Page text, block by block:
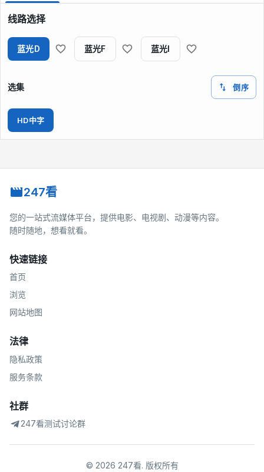
线路选择
蓝光D 蓝光F 蓝光I
选集 倒序
HD中字
247看
您的一站式流媒体平台，提供电影、电视剧、动漫等内容。
随时随地，想看就看。
快速链接
首页
浏览
网站地图
法律
隐私政策
服务条款
社群
247看测试讨论群
© 2026 247看. 版权所有